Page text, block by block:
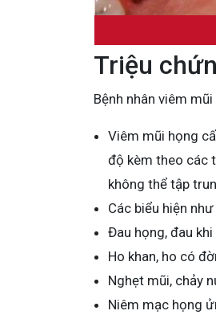
Triệu
Bệnh nhân viêm
Viêm mũi họng
độ kèm theo các
không thể tập
Các biểu hiện
Đau họng, đau
Ho khan, ho có
Nghẹt mũi, chảy
Niêm mạc họng